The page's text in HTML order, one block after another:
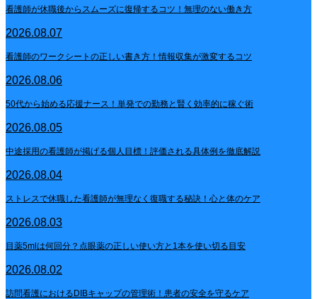
看護師が休職後からスムーズに復帰するコツ！無理のない働き方
2026.08.07
看護師のワークシートの正しい書き方！情報収集が激変するコツ
2026.08.06
50代から始める応援ナース！単発での勤務と賢く効率的に稼ぐ術
2026.08.05
中途採用の看護師が掲げる個人目標！評価される具体例を徹底解説
2026.08.04
ストレスで休職した看護師が無理なく復職する秘訣！心と体のケア
2026.08.03
目薬5mlは何回分？点眼薬の正しい使い方と1本を使い切る目安
2026.08.02
訪問看護におけるDIBキャップの管理術！患者の安全を守るケア